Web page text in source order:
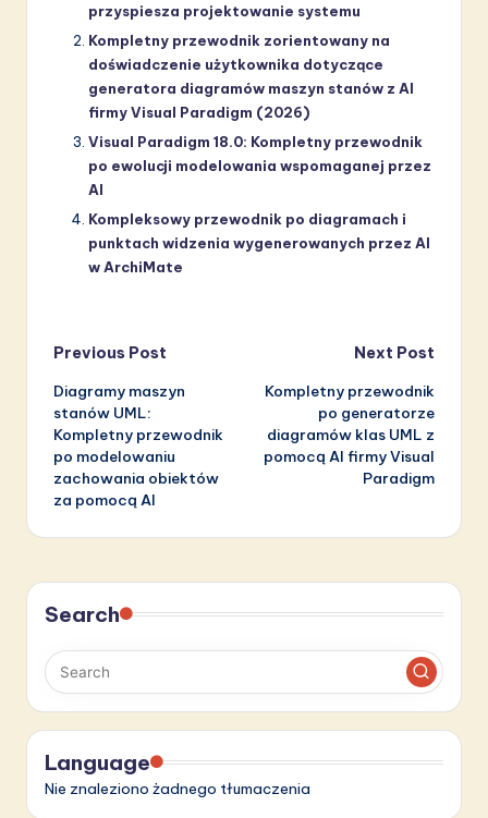
przyspiesza projektowanie systemu
Kompletny przewodnik zorientowany na
doświadczenie użytkownika dotyczące
generatora diagramów maszyn stanów z AI
firmy Visual Paradigm (2026)
Visual Paradigm 18.0: Kompletny przewodnik
po ewolucji modelowania wspomaganej przez
AI
Kompleksowy przewodnik po diagramach i
punktach widzenia wygenerowanych przez AI
w ArchiMate
Post
navigation
Previous Post
Diagramy maszyn
stanów UML:
Kompletny przewodnik
po modelowaniu
zachowania obiektów
za pomocą AI
Next Post
Kompletny przewodnik
po generatorze
diagramów klas UML z
pomocą AI firmy Visual
Paradigm
Search
Language
Nie znaleziono żadnego tłumaczenia